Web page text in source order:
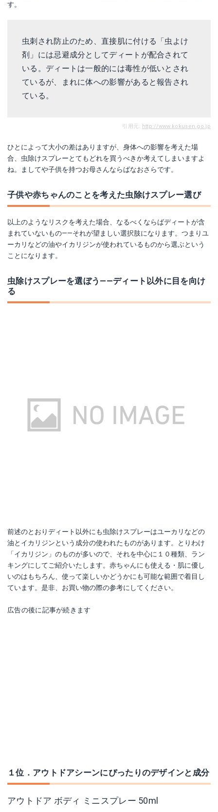
す。
虫刺され防止のため、直接肌に付ける「虫よけ
剤」には忌避成分としてディートが配合されて
いる。ディートは一般的には毒性が低いとされ
ているが、まれに体への影響があると報告され
ている。
引用元: http://www.kokusen.go.jp
ひとによって大小の差はありますが、身体への影響を考えた場
合、虫除けスプレーとてもどれを買うべきか考えてしまいますよ
ね。ましてや子供を持つお母さんならばなおさらです。
子供や赤ちゃんのことを考えた虫除けスプレー選び
以上のようなリスクを考えた場合、なるべくならばディートが含
まれていないもの――それが望ましい選択肢になります。つまりユ
ーカリなどの油やイカリジンが使われているものから選ぶという
ことになります。
虫除けスプレーを選ぼう――ディート以外に目を向け
る
前述のとおりディート以外にも虫除けスプレーはユーカリなどの
油とイカリジンという成分の使われたものがあります。とりわけ
「イカリジン」のものが多いので、それを中心に１０種類、ラン
キングにしてご紹介いたします。赤ちゃんにも使える・肌に優し
いのはもちろん、使って楽しいかどうかにも可能な範囲で着目し
ています。是非、お買い物の際の参考にしてください。
広告の後に記事が続きます
１位．アウトドアシーンにぴったりのデザインと成分
アウトドア ボディ ミニスプレー 50ml